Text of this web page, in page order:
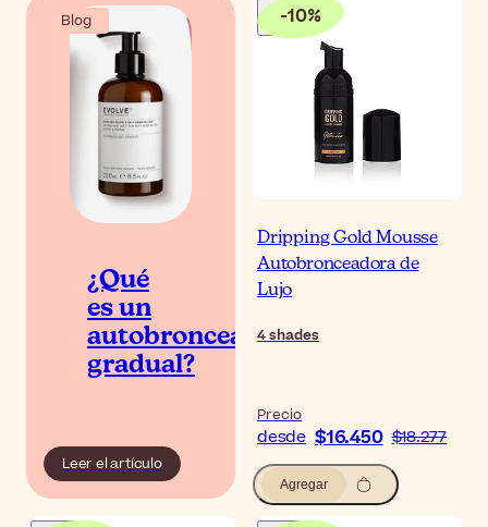
Blog
¿Qué
es un
autobronceador
gradual?
Leer el artículo
-10%
Dripping Gold Mousse
Autobronceadora de
Lujo
4shades
Precio
desde $16.450 $18.277
Agregar